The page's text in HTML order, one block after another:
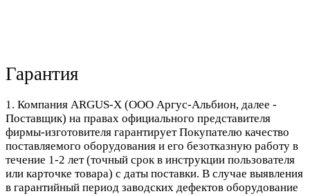
Гарантия
1. Компания ARGUS-X (ООО Аргус-Альбион, далее -
Поставщик) на правах официального представителя
фирмы-изготовителя гарантирует Покупателю качество
поставляемого оборудования и его безотказную работу в
течение 1-2 лет (точный срок в инструкции пользователя
или карточке товара) с даты поставки. В случае выявления
в гарантийный период заводских дефектов оборудование